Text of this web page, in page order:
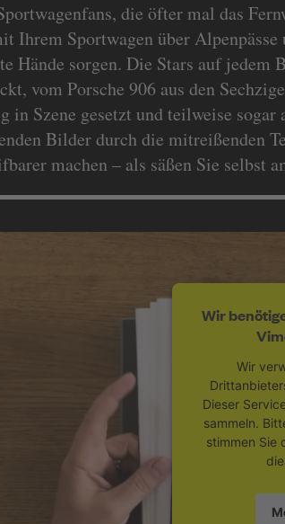
die öfter mal das
Ihrem Sportwagen über
Hände sorgen. Die Stars auf jedem
vom Porsche 906 aus den
in Szene gesetzt und teilweise
Bilder durch die mitreißenden
machen – als säßen Sie selbst
Wir
Wir
Dieser
sammeln.
stimmen Sie